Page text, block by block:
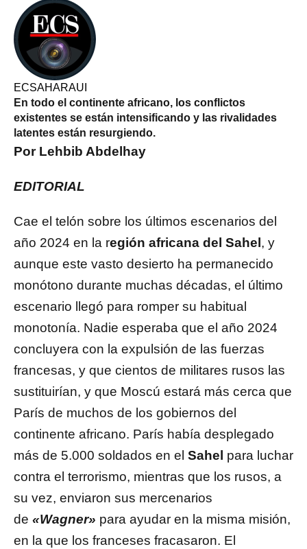
ECSAHARAUI
En todo el continente africano, los conflictos
existentes se están intensificando y las rivalidades
latentes están resurgiendo.
Por Lehbib Abdelhay
EDITORIAL
Cae el telón sobre los últimos escenarios del
año 2024 en la región africana del Sahel , y
aunque este vasto desierto ha permanecido
monótono durante muchas décadas, el último
escenario llegó para romper su habitual
monotonía. Nadie esperaba que el año 2024
concluyera con la expulsión de las fuerzas
francesas, y que cientos de militares rusos las
sustituirían, y que Moscú estará más cerca que
París de muchos de los gobiernos del
continente africano. París había desplegado
más de 5.000 soldados en el Sahel para luchar
contra el terrorismo, mientras que los rusos, a
su vez, enviaron sus mercenarios
de «Wagner» para ayudar en la misma misión,
en la que los franceses fracasaron. El